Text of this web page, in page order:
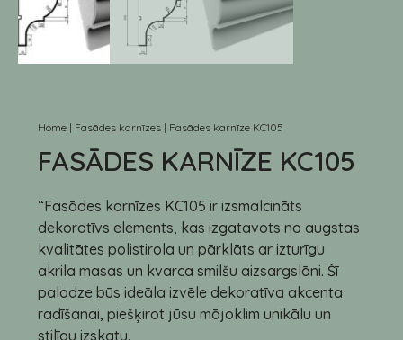
Home | Fasādes karnīzes | Fasādes karnīze KC105
FASĀDES KARNĪZE KC105
“Fasādes karnīzes KC105 ir izsmalcināts
dekoratīvs elements, kas izgatavots no augstas
kvalitātes polistirola un pārklāts ar izturīgu
akrila masas un kvarca smilšu aizsargslāni. Šī
palodze būs ideāla izvēle dekoratīva akcenta
radīšanai, piešķirot jūsu mājoklim unikālu un
stilīgu izskatu.